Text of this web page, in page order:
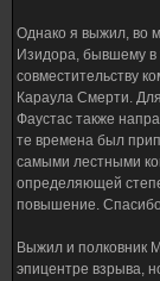
Однако я выжил, во
Изидора, бывшему в
совместительству
Караула Смерти.
Фаустас также
те времена был
самыми лестными
определяющей
повышение.
Выжил и полковник
эпицентре взрыва,